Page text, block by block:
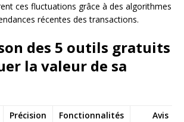
ces fluctuations grâce à des algorithmes
récentes des transactions.
des 5 outils gratuits
la valeur de sa
Précision Fonctionnalités
Avis